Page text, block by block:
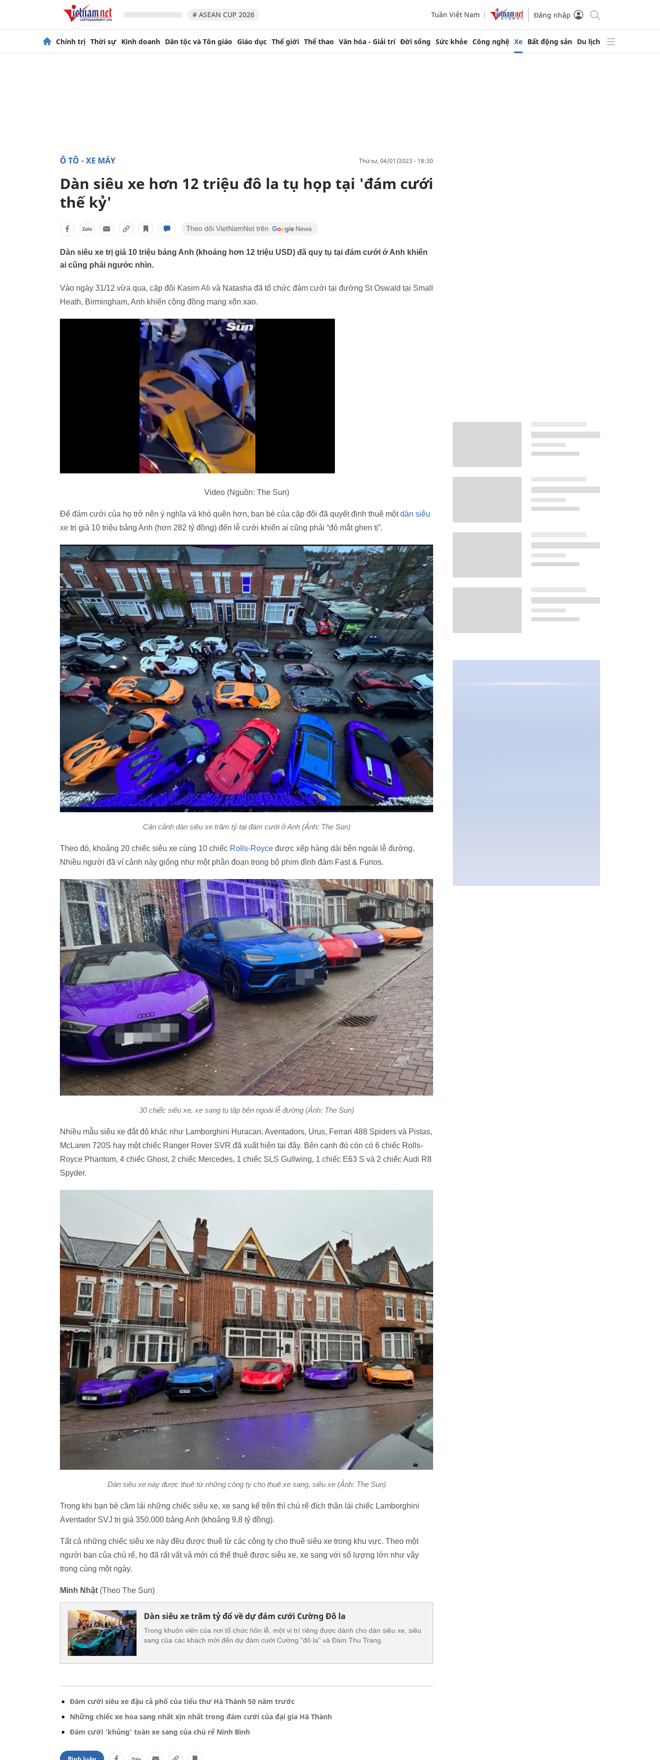
# ASEAN CUP 2026 Tuần Việt Nam Đăng nhập
Chính trị Thời sự Kinh doanh Dân tộc và Tôn giáo Giáo dục Thế giới Thể thao Văn hóa - Giải trí Đời sống Sức khỏe Công nghệ Xe Bất động sản Du lịch
Ô TÔ - XE MÁY thứ tư, 04/01/2023 - 18:30
Dàn siêu xe hơn 12 triệu đô la tụ họp tại 'đám cưới
thế kỷ'
Dàn siêu xe trị giá 10 triệu bảng Anh (khoảng hơn 12 triệu USD) đã quy tụ tại đám cưới ở Anh khiến
ai cũng phải ngước nhìn.
Vào ngày 31/12 vừa qua, cặp đôi Kasim Ali và Natasha đã tổ chức đám cưới tại đường St Oswald tại Small
Heath, Birmingham, Anh khiến cộng đồng mạng xôn xao.
Video (Nguồn: The Sun)
Để đám cưới của họ trở nên ý nghĩa và khó quên hơn, bạn bè của cặp đôi đã quyết định thuê mộtdàn siêu
xe trị giá 10 triệu bảng Anh (hơn 282 tỷ đồng) đến lễ cưới khiến ai cũng phải “đỏ mắt ghen tị”.
Cận cảnh dàn siêu xe trăm tỷ tại đám cưới ở Anh (Ảnh: The Sun)
Theo đó, khoảng 20 chiếc siêu xe cùng 10 chiếc Rolls-Royce được xếp hàng dài bên ngoài lễ đường.
Nhiều người đã ví cảnh này giống như một phân đoạn trong bộ phim đình đám Fast & Furios.
30 chiếc siêu xe, xe sang tụ tập bên ngoài lễ đường (Ảnh: The Sun)
Nhiều mẫu siêu xe đắt đỏ khác như Lamborghini Huracan, Aventadors, Urus, Ferrari 488 Spiders và Pistas,
McLaren 720S hay một chiếc Ranger Rover SVR đã xuất hiện tại đây. Bên cạnh đó còn có 6 chiếc Rolls-
Royce Phantom, 4 chiếc Ghost, 2 chiếc Mercedes, 1 chiếc SLS Gullwing, 1 chiếc E63 S và 2 chiếc Audi R8
Spyder.
Dàn siêu xe này được thuê từ những công ty cho thuê xe sang, siêu xe (Ảnh: The Sun)
Trong khi bạn bè cầm lái những chiếc siêu xe, xe sang kể trên thì chú rể đích thân lái chiếc Lamborghini
Aventador SVJ trị giá 350.000 bảng Anh (khoảng 9,8 tỷ đồng).
Tất cả những chiếc siêu xe này đều được thuê từ các công ty cho thuê siêu xe trong khu vực. Theo một
người bạn của chú rể, họ đã rất vất vả mới có thể thuê được siêu xe, xe sang với số lượng lớn như vậy
trong cùng một ngày.
Minh Nhật (Theo The Sun)
Dàn siêu xe trăm tỷ đổ về dự đám cưới Cường Đô la
Trong khuôn viên của nơi tổ chức hôn lễ, một vị trí riêng được dành cho dàn siêu xe, siêu
sang của các khách mời đến dự đám cưới Cường "đô la" và Đàm Thu Trang.
Đám cưới siêu xe đậu cả phố của tiểu thư Hà Thành 50 năm trước
Những chiếc xe hoa sang nhất xịn nhất trong đám cưới của đại gia Hà Thành
Đám cưới 'khủng' toàn xe sang của chú rể Ninh Bình